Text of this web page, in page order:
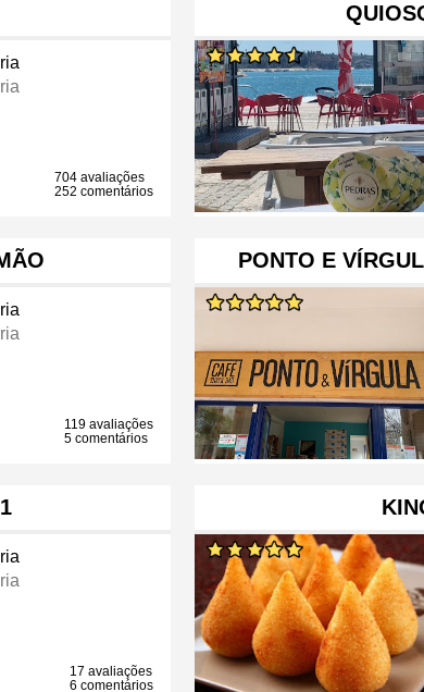
704 avaliações
252 comentários
119 avaliações
5 comentários
PONTO E
17 avaliações
6 comentários